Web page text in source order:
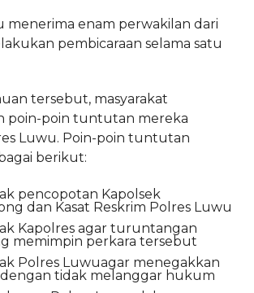
menerima enam perwakilan dari
pembicaraan selama satu
tersebut, masyarakat
poin-poin tuntutan mereka
Luwu. Poin-poin tuntutan
berikut:
pencopotan Kapolsek
dan Kasat Reskrim Polres Luwu
Kapolres agar turuntangan
memimpin perkara tersebut
Polres Luwuagar menegakkan
tidak melanggar hukum